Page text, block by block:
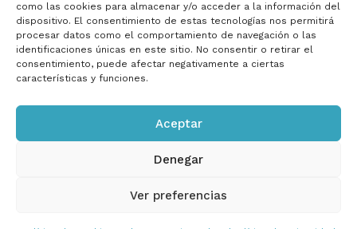
como las cookies para almacenar y/o acceder a la información del
dispositivo. El consentimiento de estas tecnologías nos permitirá
procesar datos como el comportamiento de navegación o las
identificaciones únicas en este sitio. No consentir o retirar el
consentimiento, puede afectar negativamente a ciertas
características y funciones.
Aceptar
Denegar
Ver preferencias
Programa Investigo de la Junta de
Andalucíapara la contratación de personas
jóvenes demandantes de empleo en la realización
de iniciativas de investigación e innovación, en el
marco del Plan de Recuperación, Transformación y
Nº Expediente:SE/INV/0018/2022
Política de privacidad y Aviso Legal
Política de cookies
ProvidersWeb